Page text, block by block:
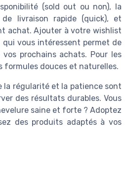
(sold out ou non), la
livraison rapide (quick), et
achat. Ajouter à votre wishlist
qui vous intéressent permet de
prochains achats. Pour les
formules douces et naturelles.
la régularité et la patience sont
des résultats durables. Vous
saine et forte ? Adoptez
des produits adaptés à vos